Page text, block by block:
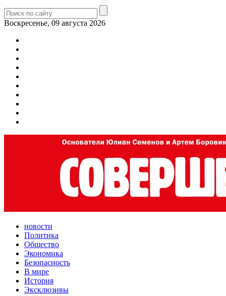
Воскресенье, 09 августа 2026
новости
Политика
Общество
Экономика
Безопасность
В мире
История
Эксклюзивы